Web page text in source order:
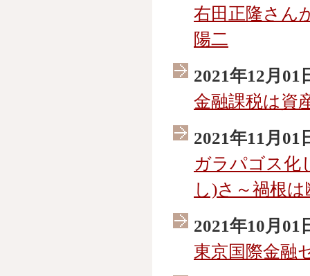
右田正隆さん
陽二
2021年12月01
金融課税は資
2021年11月01
ガラパゴス化
し)さ～禍根
2021年10月01
東京国際金融